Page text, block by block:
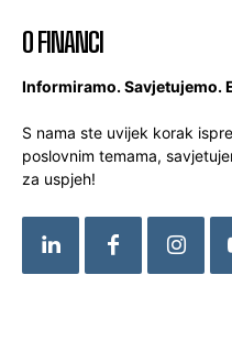
O FINANCI
Informiramo. Savjetujemo.
S nama ste uvijek korak
poslovnim temama,
za uspjeh!